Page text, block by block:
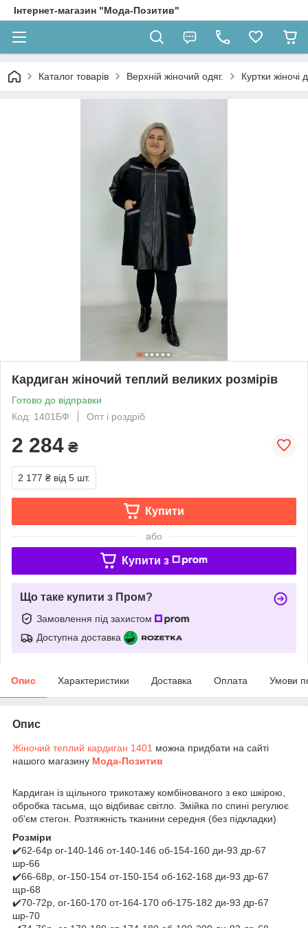
Інтернет-магазин "Мода-Позитив"
Каталог товарів Верхній жіночий одяг. Куртки жіночі
Кардиган жіночий теплий великих розмірів
Готово до відправки
Код: 1401БФ
Опт і роздріб
2 284 ₴
2 177 ₴ від 5 шт.
Купити
або
Купити з
Що таке купити з Пром?
Замовлення під захистом
Доступна доставка
Опис Характеристики Доставка Оплата Умови
Опис
Жіночий теплий кардиган 1401 можна придбати на сайті
нашого магазину Мода-Позитив
Кардиган із щільного трикотажу комбінованого з еко шкірою,
обробка тасьма, що відбиває світло. Змійка по спині регулює
об'єм стегон. Розтяжність тканини середня (без підкладки)
Розміри
✔️62-64р ог-140-146 от-140-146 об-154-160 ди-93 др-67
шр-66
✔️66-68р, ог-150-154 от-150-154 об-162-168 ди-93 др-67
щр-68
✔️70-72р, ог-160-170 от-164-170 об-175-182 ди-93 др-67
шр-70